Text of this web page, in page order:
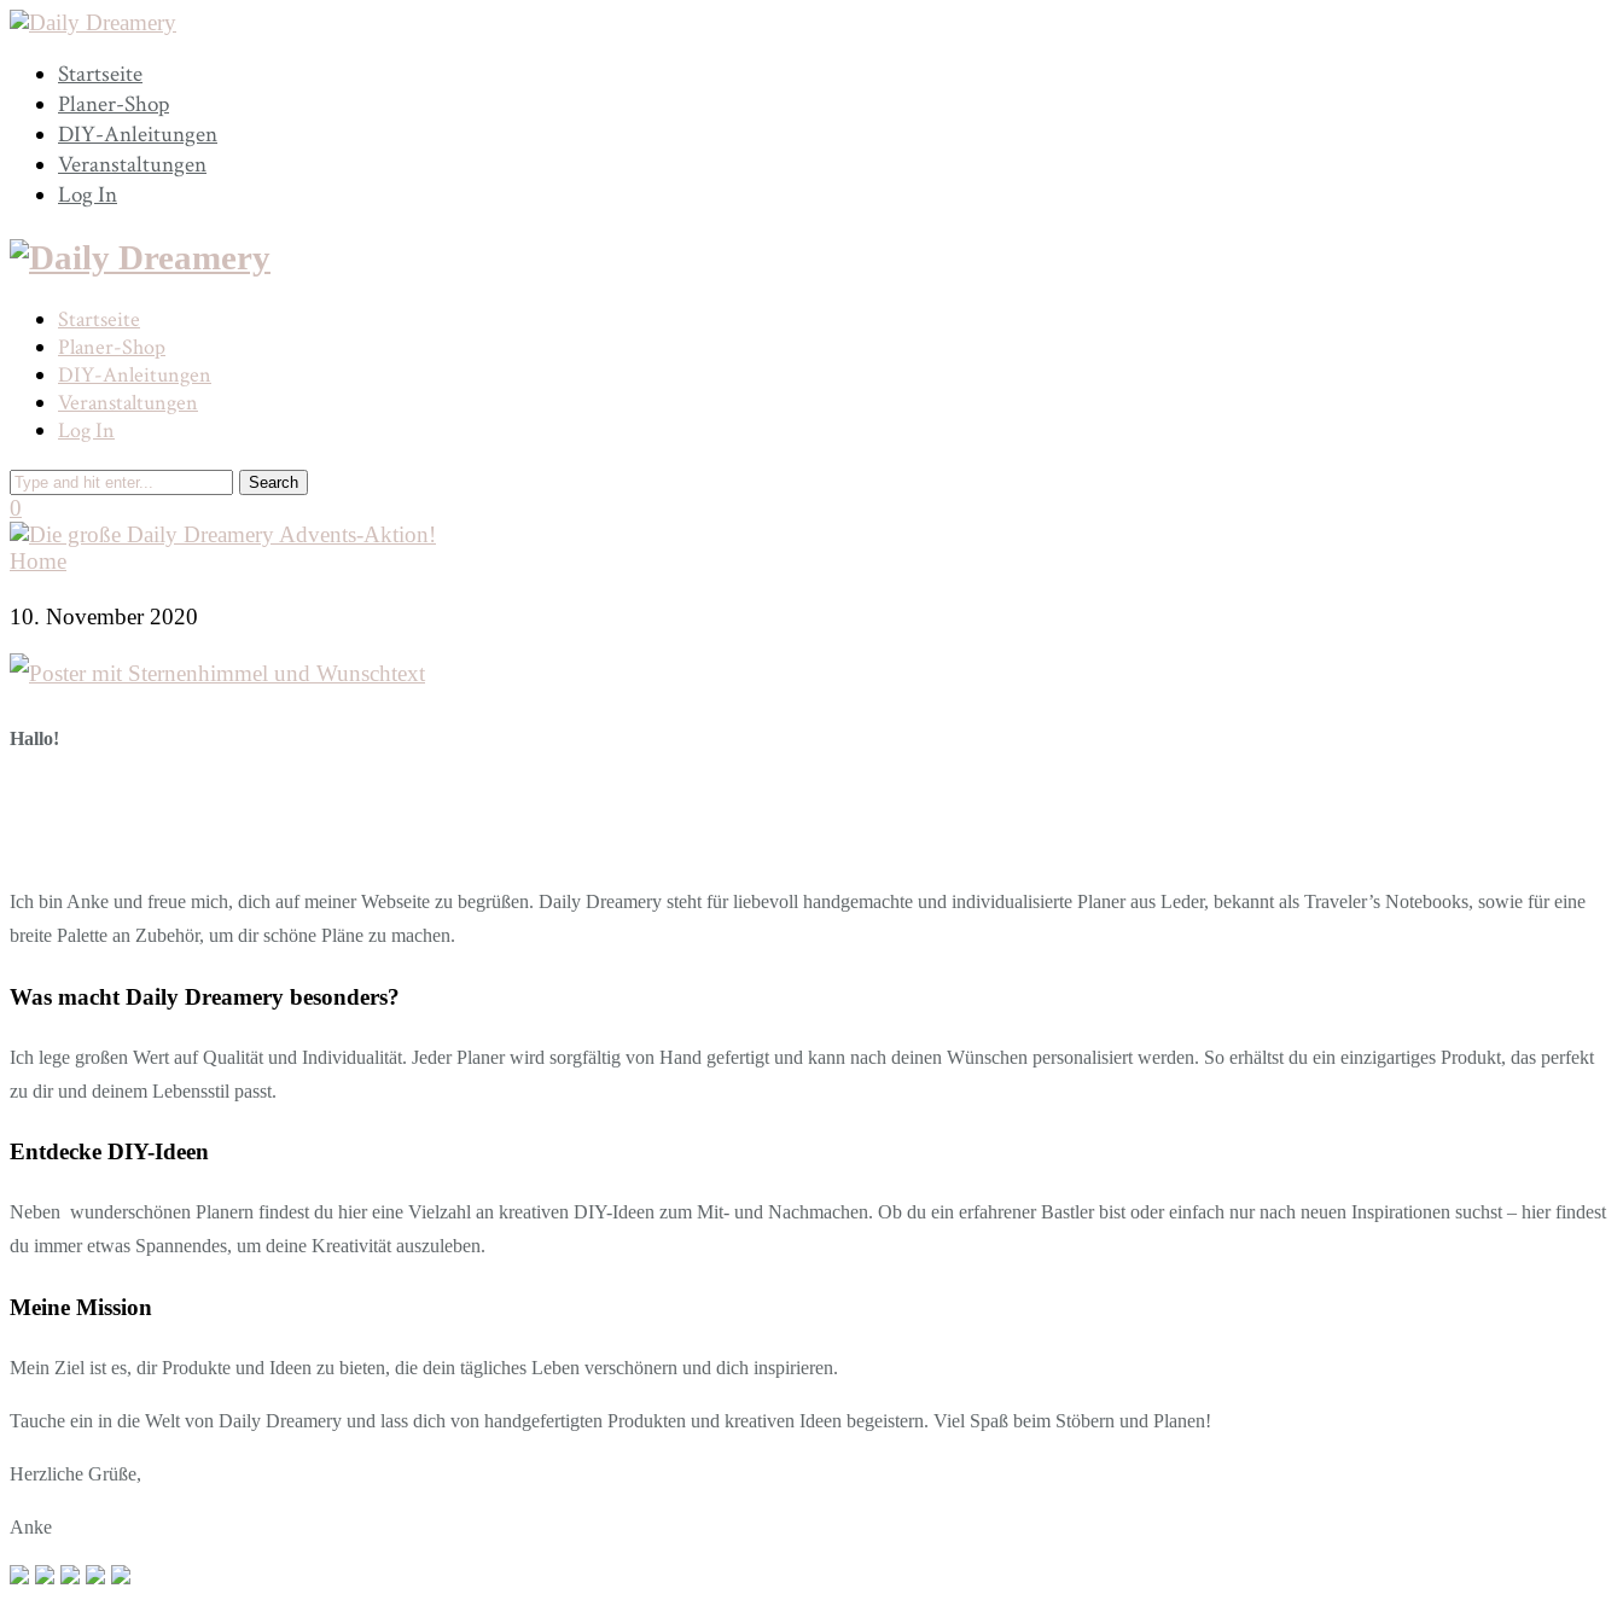
Startseite
Planer-Shop
DIY-Anleitungen
Veranstaltungen
Log In
Startseite
Planer-Shop
DIY-Anleitungen
Veranstaltungen
Log In
0
Home
10. November 2020
Hallo!
Ich bin Anke und freue mich, dich auf meiner Webseite zu begrüßen. Daily Dreamery steht für liebevoll handgemachte und individualisierte Planer aus Leder, bekannt als Traveler’s Notebooks, sowie für eine
breite Palette an Zubehör, um dir schöne Pläne zu machen.
Was macht Daily Dreamery besonders?
Ich lege großen Wert auf Qualität und Individualität. Jeder Planer wird sorgfältig von Hand gefertigt und kann nach deinen Wünschen personalisiert werden. So erhältst du ein einzigartiges Produkt, das perfekt
zu dir und deinem Lebensstil passt.
Entdecke DIY-Ideen
Neben wunderschönen Planern findest du hier eine Vielzahl an kreativen DIY-Ideen zum Mit- und Nachmachen. Ob du ein erfahrener Bastler bist oder einfach nur nach neuen Inspirationen suchst – hier findest
du immer etwas Spannendes, um deine Kreativität auszuleben.
Meine Mission
Mein Ziel ist es, dir Produkte und Ideen zu bieten, die dein tägliches Leben verschönern und dich inspirieren.
Tauche ein in die Welt von Daily Dreamery und lass dich von handgefertigten Produkten und kreativen Ideen begeistern. Viel Spaß beim Stöbern und Planen!
Herzliche Grüße,
Anke